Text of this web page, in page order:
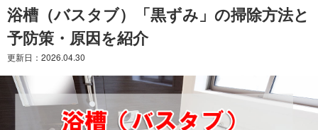
浴槽（バスタブ）「黒ずみ」の掃除方法と
予防策・原因を紹介
更新日： 2026.04.30